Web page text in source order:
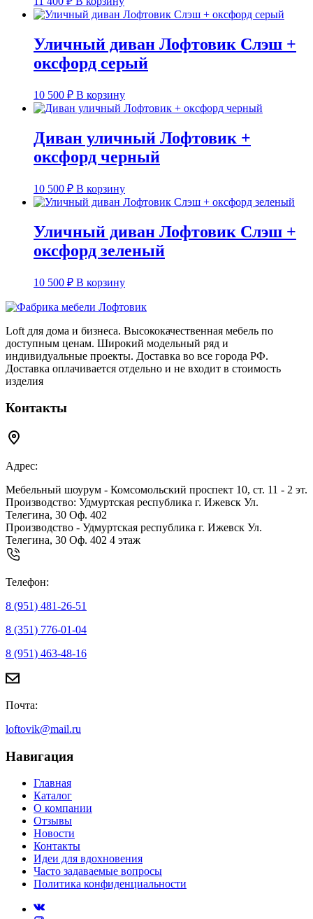
Уличный диван Лофтовик Слэш +
оксфорд серый
10 500 ₽ В корзину
Диван уличный Лофтовик +
оксфорд черный
10 500 ₽ В корзину
Уличный диван Лофтовик Слэш +
оксфорд зеленый
10 500 ₽ В корзину
Loft для дома и бизнеса. Высококачественная мебель по
доступным ценам. Широкий модельный ряд и
индивидуальные проекты. Доставка во все города РФ.
Доставка оплачивается отдельно и не входит в стоимость
изделия
Контакты
Адрес:
Мебельный шоурум - Комсомольский проспект 10, ст. 11 - 2 эт.
Производство: Удмуртская республика г. Ижевск Ул.
Телегина, 30 Оф. 402
Производство - Удмуртская республика г. Ижевск Ул.
Телегина, 30 Оф. 402 4 этаж
Телефон:
8 (951) 481-26-51
8 (351) 776-01-04
8 (951) 463-48-16
Почта:
loftovik@mail.ru
Навигация
Главная
Каталог
О компании
Отзывы
Новости
Контакты
Идеи для вдохновения
Часто задаваемые вопросы
Политика конфиденциальности